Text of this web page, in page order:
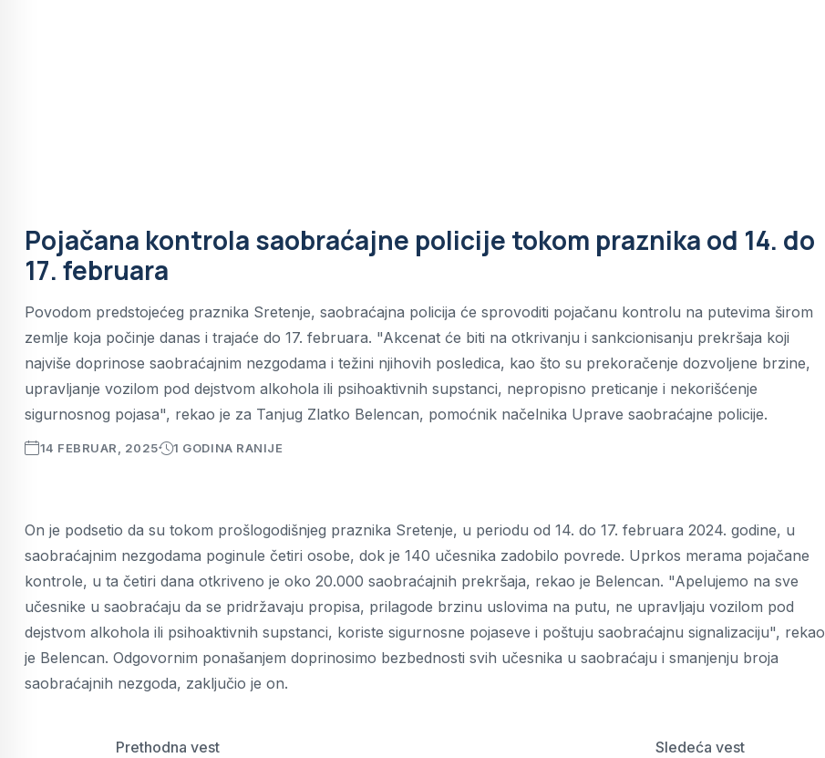
Pojačana kontrola saobraćajne policije tokom praznika od 14. do
17. februara
Povodom predstojećeg praznika Sretenje, saobraćajna policija će sprovoditi pojačanu kontrolu na putevima širom
zemlje koja počinje danas i trajaće do 17. februara. "Akcenat će biti na otkrivanju i sankcionisanju prekršaja koji
najviše doprinose saobraćajnim nezgodama i težini njihovih posledica, kao što su prekoračenje dozvoljene brzine,
upravljanje vozilom pod dejstvom alkohola ili psihoaktivnih supstanci, nepropisno preticanje i nekorišćenje
sigurnosnog pojasa", rekao je za Tanjug Zlatko Belencan, pomoćnik načelnika Uprave saobraćajne policije.
14 FEBRUAR, 2025 1 GODINA RANIJE
On je podsetio da su tokom prošlogodišnjeg praznika Sretenje, u periodu od 14. do 17. februara 2024. godine, u
saobraćajnim nezgodama poginule četiri osobe, dok je 140 učesnika zadobilo povrede. Uprkos merama pojačane
kontrole, u ta četiri dana otkriveno je oko 20.000 saobraćajnih prekršaja, rekao je Belencan. "Apelujemo na sve
učesnike u saobraćaju da se pridržavaju propisa, prilagode brzinu uslovima na putu, ne upravljaju vozilom pod
dejstvom alkohola ili psihoaktivnih supstanci, koriste sigurnosne pojaseve i poštuju saobraćajnu signalizaciju", rekao
je Belencan. Odgovornim ponašanjem doprinosimo bezbednosti svih učesnika u saobraćaju i smanjenju broja
saobraćajnih nezgoda, zaključio je on.
Prethodna vest Sledeća vest